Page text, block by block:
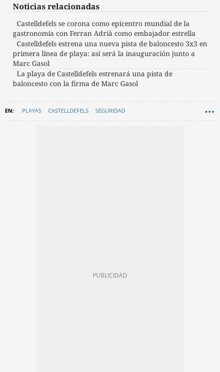
Noticias relacionadas
Castelldefels se corona como epicentro mundial de la
gastronomía con Ferran Adrià como embajador estrella
Castelldefels estrena una nueva pista de baloncesto 3x3 en
primera línea de playa: así será la inauguración junto a
Marc Gasol
La playa de Castelldefels estrenará una pista de
baloncesto con la firma de Marc Gasol
PLAYAS CASTELLDEFELS SEGURIDAD